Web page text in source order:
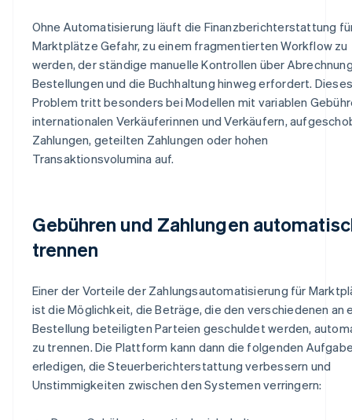
Ohne Automatisierung läuft die Finanzberichterstattung
Marktplätze Gefahr, zu einem fragmentierten Workflow zu
werden, der ständige manuelle Kontrollen über
Bestellungen und die Buchhaltung hinweg erfordert. Dieses
Problem tritt besonders bei Modellen mit variablen
internationalen Verkäuferinnen und Verkäufern,
Zahlungen, geteilten Zahlungen oder hohen
Transaktionsvolumina auf.
Gebühren und Zahlungen
trennen
Einer der Vorteile der Zahlungsautomatisierung für
ist die Möglichkeit, die Beträge, die den verschiedenen an
Bestellung beteiligten Parteien geschuldet werden,
zu trennen. Die Plattform kann dann die folgenden
erledigen, die Steuerberichterstattung verbessern und
Unstimmigkeiten zwischen den Systemen verringern: